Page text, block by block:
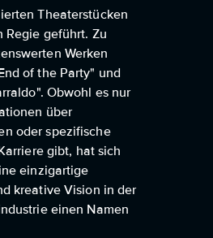
Theaterstücken
Regie geführt. Zu
Werken
of the Party" und
Obwohl es nur
über
oder spezifische
gibt, hat sich
einzigartige
kreative Vision in der
einen Namen